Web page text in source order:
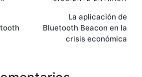
La aplicación de
Bluetooth Beacon en la
crisis económica